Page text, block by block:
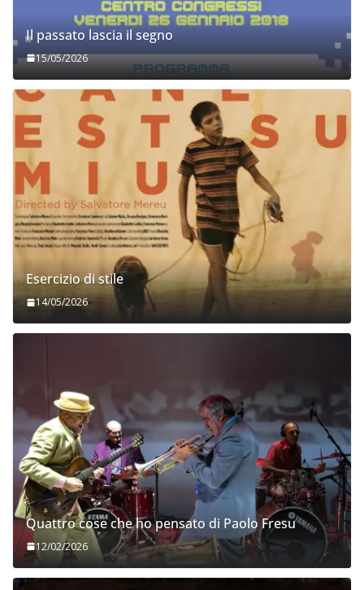
Il passato lascia il segno
15/05/2026
Esercizio di stile
14/05/2026
Quattro cose che ho pensato di Paolo Fresu
12/02/2026